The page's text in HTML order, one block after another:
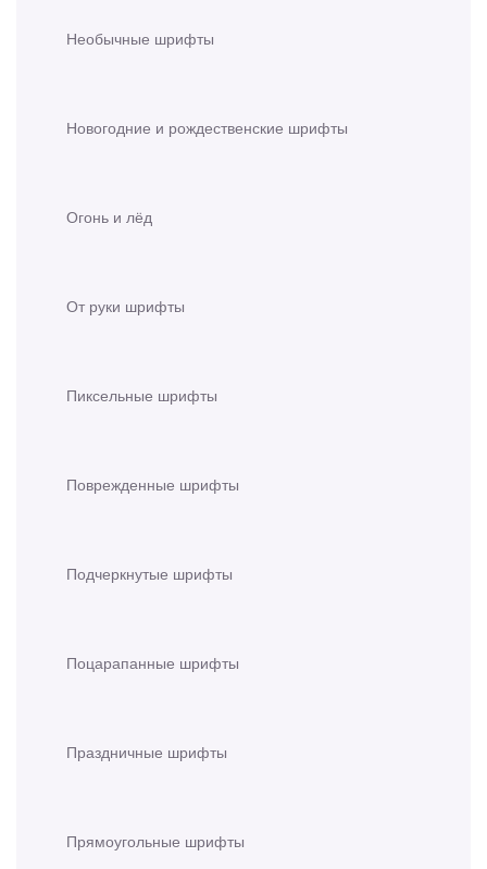
Необычные шрифты
Новогодние и рождественские шрифты
Огонь и лёд
От руки шрифты
Пиксельные шрифты
Поврежденные шрифты
Подчеркнутые шрифты
Поцарапанные шрифты
Праздничные шрифты
Прямоугольные шрифты